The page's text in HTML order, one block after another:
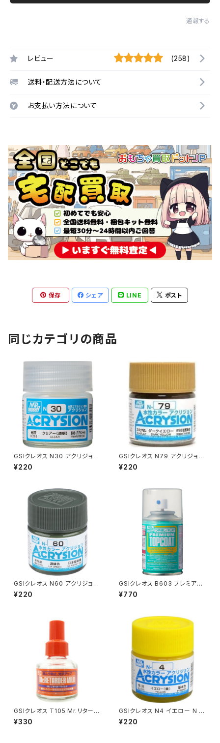
通報する
レビュー (258)
送料・配送方法について
お支払い方法について
保存 シェア LINE ポスト
同じカテゴリの商品
GSIクレオス N30 アクリジョン
カラー クリアー（新品 在庫品）
¥220
GSIクレオス N79 アクリジョン
カラー ダークイエロー プラモデ
ル 塗料（新品 在庫品）
¥220
GSIクレオス N60 アクリジョン
カラー 濃緑色 プラモデル 塗料
（新品 在庫品）
¥220
GSIクレオス B603 プレミアム
トップコート(ツヤ消シ） プラモデ
ル 工具（新品 在庫品）
¥770
GSIクレオス T105 Mr.リターダ
ーマイルド プラモデル 工具（新
品 在庫品）
¥330
GSIクレオス N4 イエロー N プ
ラモデル 塗料（新品 在庫品）
¥220